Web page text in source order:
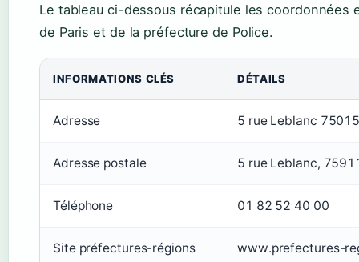
Le tableau ci-dessous récapitule les coordonnées
de Paris et de la préfecture de Police.
INFORMATIONS CLÉS DÉTAILS
Adresse 5 rue Leblanc
Adresse postale 5 rue Leblanc,
Téléphone 01 82 52 40 00
Site préfectures-régions www.prefectures-